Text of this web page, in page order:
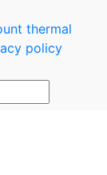
thermal
policy